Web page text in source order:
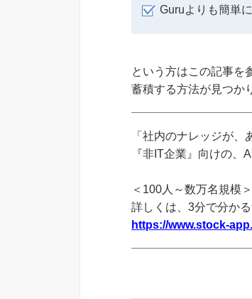
Guruよりも簡単
という方はこの記事を
蓄積する方法が見つか
「社内のナレッジが、
『非IT企業』向けの、
＜100人～数万名規模
詳しくは、3分で分か
https://www.stock-